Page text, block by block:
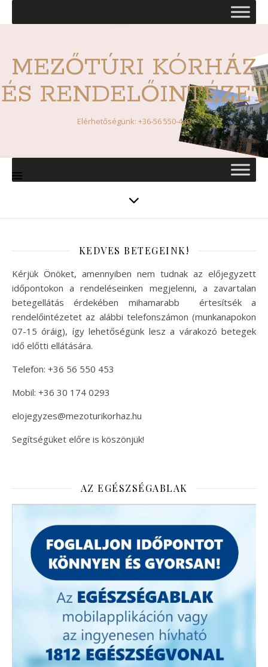
MEZŐTÚRI KÓRHÁZ
ÉS RENDELŐINTÉZET
Elérhetőségünk: +36-56 550-440
KEDVES BETEGEINK!
Kérjük Önöket, amennyiben nem tudnak az előjegyzett
időpontokon a rendeléseinken megjelenni, a zavartalan
betegellátás érdekében mihamarabb értesítsék a
rendelőintézetet az alábbi telefonszámon (munkanapokon
07-15 óráig), így lehetőségünk lesz a várakozó betegek
idő előtti ellátására.
Telefon: +36 56 550 453
Mobil: +36 30 174 0293
elojegyzes@mezoturikorhaz.hu
Segítségüket előre is köszönjük!
AZ EGÉSZSÉGABLAK